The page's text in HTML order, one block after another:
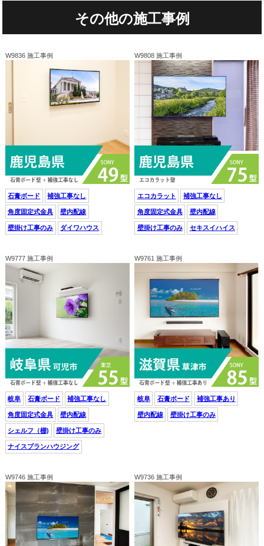
その他の施工事例
W9836 施工事例
石膏ボード 補強工事なし
角度固定式金具 壁内配線
壁掛け工事のみ ダイワハウス
W9808 施工事例
エコカラット 補強工事なし
角度固定式金具 壁内配線
壁掛け工事のみ セキスイハイス
W9777 施工事例
岐阜 石膏ボード 補強工事なし
角度固定式金具 壁内配線
シェルフ（棚) 壁掛け工事のみ
ナイスプランハウジング
W9761 施工事例
岐阜 石膏ボード 補強工事あり
壁内配線 壁掛け工事のみ
W9746 施工事例 W9736 施工事例